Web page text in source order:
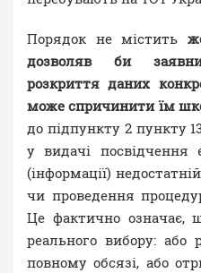
Порядок не містить
дозволяв би
розкриття даних
може спричинити їм
до підпункту 2 пункту
у видачі посвідчення
(інформації)
чи проведення
Це фактично означає,
реального вибору: або
повному обсязі, або